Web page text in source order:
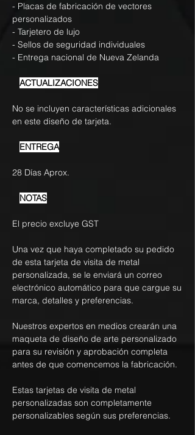
- Placas de fabricación de vectores
personalizados
- Tarjetero de lujo
- Sellos de seguridad individuales
- Entrega nacional de Nueva Zelanda
ACTUALIZACIONES
No se incluyen características adicionales
en este diseño de tarjeta.
ENTREGA
28 Días Aprox.
NOTAS
El precio excluye GST
Una vez que haya completado su pedido
de esta tarjeta de visita de metal
personalizada, se le enviará un correo
electrónico automático para que cargue su
marca, detalles y preferencias.
Nuestros expertos en medios crearán una
maqueta de diseño de arte personalizado
para su revisión y aprobación completa
antes de que comencemos la fabricación.
Estas tarjetas de visita de metal
personalizadas son completamente
personalizables según sus preferencias.